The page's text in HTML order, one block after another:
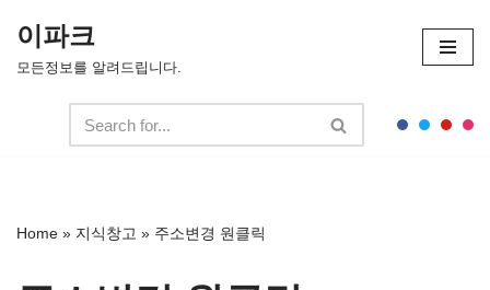
콘
기
이파크
모든정보를 알려드립니다.
Home » 지식창고 » 주소변경 원클릭